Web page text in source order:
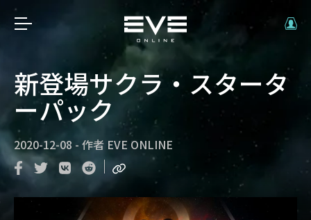
新登場サクラ・スタータ
ーパック
2020-12-08 - 作者 EVE ONLINE